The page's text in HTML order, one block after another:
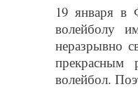
19 января в
волейболу
неразрывно
прекрасным
волейбол.